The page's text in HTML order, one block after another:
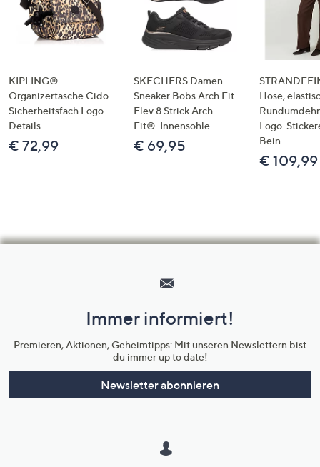
KIPLING®
Organizertasche Cido
Sicherheitsfach Logo-
Details
€ 72,99
SKECHERS Damen-
Sneaker Bobs Arch Fit
Elev 8 Strick Arch
Fit®-Innensohle
€ 69,95
Hose,
Logo-
Bein
€ 109,99
Unternehmensinformationen
Immer informiert!
Premieren, Aktionen, Geheimtipps: Mit unseren Newslettern bist
du immer up to date!
Newsletter abonnieren